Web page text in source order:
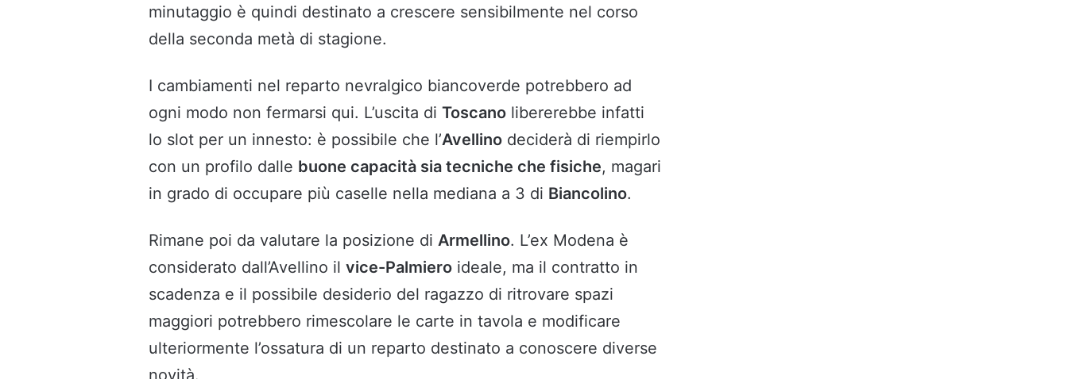
minutaggio è quindi destinato a crescere sensibilmente nel corso
della seconda metà di stagione.
I cambiamenti nel reparto nevralgico biancoverde potrebbero ad
ogni modo non fermarsi qui. L’uscita di Toscano libererebbe infatti
lo slot per un innesto: è possibile che l’Avellino deciderà di riempirlo
con un profilo dalle buone capacità sia tecniche che fisiche, magari
in grado di occupare più caselle nella mediana a 3 di Biancolino.
Rimane poi da valutare la posizione di Armellino. L’ex Modena è
considerato dall’Avellino il vice-Palmiero ideale, ma il contratto in
scadenza e il possibile desiderio del ragazzo di ritrovare spazi
maggiori potrebbero rimescolare le carte in tavola e modificare
ulteriormente l’ossatura di un reparto destinato a conoscere diverse